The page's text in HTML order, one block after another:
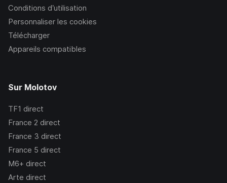
Conditions d’utilisation
Personnaliser les cookies
Télécharger
Appareils compatibles
Sur Molotov
TF1 direct
France 2 direct
France 3 direct
France 5 direct
M6+ direct
Arte direct